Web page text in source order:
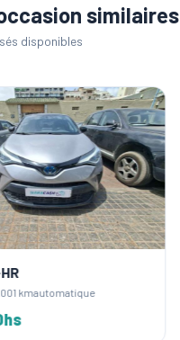
similaires
disponibles
automatique